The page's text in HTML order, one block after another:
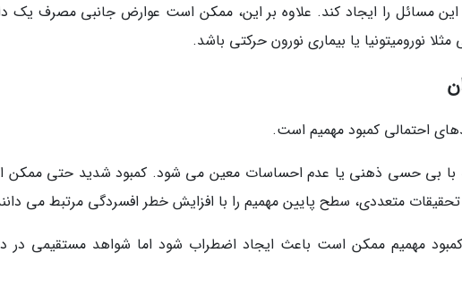
مسائل را ایجاد کند. علاوه بر این، ممکن است عوارض جانبی مصرف یک
نورومیتونیا یا بیماری نورون حرکتی باشد.
احتمالی کمبود مهمیم است.
با بی حسی ذهنی یا عدم احساسات معین می شود. کمبود شدید حتی
متعددی، سطح پایین مهمیم را با افزایش خطر افسردگی مرتبط می
مهمیم ممکن است باعث ایجاد اضطراب شود اما شواهد مستقیمی